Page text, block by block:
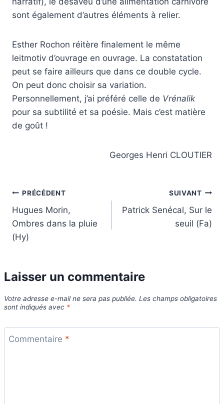
sont également d’autres éléments à relier.
Esther Rochon réitère finalement le même
leitmotiv d’ouvrage en ouvrage. La constatation
peut se faire ailleurs que dans ce double cycle.
On peut donc choisir sa variation.
Personnellement, j’ai préféré celle de Vrénalik
pour sa subtilité et sa poésie. Mais c’est matière
de goût !
Georges Henri CLOUTIER
Navigation
de
l’article
PRÉCÉDENT
Hugues Morin,
Ombres dans la pluie
(Hy)
SUIVANT
Patrick Senécal, Sur le
seuil (Fa)
Laisser un commentaire
Votre adresse e-mail ne sera pas publiée. Les champs obligatoires
sont indiqués avec *
Commentaire *